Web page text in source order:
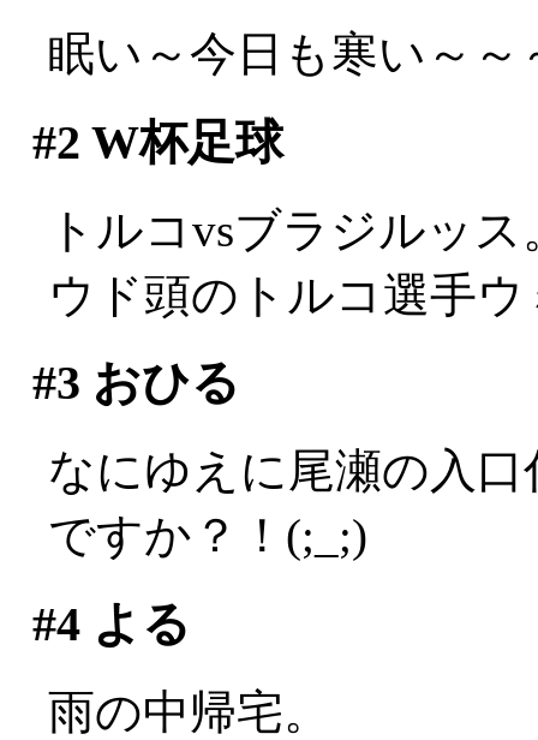
眠い～今日も寒い～～
#2 W杯足球
トルコvsブラジルッス
ウド頭のトルコ選手
#3 おひる
なにゆえに尾瀬の入
ですか？！(;_;)
#4よる
雨の中帰宅。